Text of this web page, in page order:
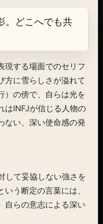
。どこへでも共
現する場面でのセリフ
方に雪らしさが溢れて
）の傍で、自らは光を
INFJが信じる人物の
ない、深い使命感の発
して妥協しない強さを
う断定の言葉には、
自らの意志による深い